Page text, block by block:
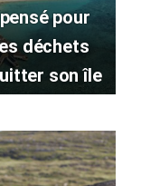
pour
déchets
son île